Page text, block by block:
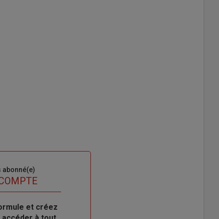
abonné(e)
et créez